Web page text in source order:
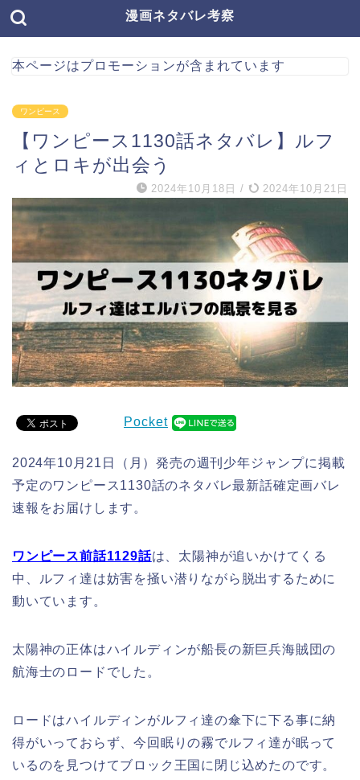
漫画ネタバレ考察
本ページはプロモーションが含まれています
ワンピース
【ワンピース1130話ネタバレ】ルフ
ィとロキが出会う
2024年10月18日 / 2024年10月21日
Pocket
2024年10月21日（月）発売の週刊少年ジャンプに掲載
予定のワンピース1130話のネタバレ最新話確定画バレ
速報をお届けします。
ワンピース前話1129話は、太陽神が追いかけてくる
中、ルフィ達は妨害を掻い潜りながら脱出するために
動いています。
太陽神の正体はハイルディンが船長の新巨兵海賊団の
航海士のロードでした。
ロードはハイルディンがルフィ達の傘下に下る事に納
得がいっておらず、今回眠りの霧でルフィ達が眠って
いるのを見つけてブロック王国に閉じ込めたのです。